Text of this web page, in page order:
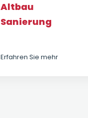
Altbau
Sanierung
Erfahren Sie mehr